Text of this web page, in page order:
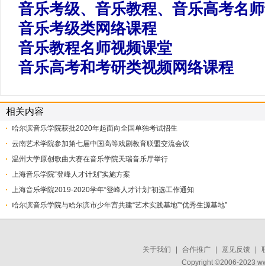
音乐考级、音乐教程、音乐高考名
音乐考级类网络课程
音乐教程名师视频课堂
音乐高考和考研类视频网络课程
相关内容
哈尔滨音乐学院获批2020年起面向全国单独考试招生
云南艺术学院参加第七届中国高等戏剧教育联盟交流会议
温州大学原创歌曲大赛在音乐学院天瑞音乐厅举行
上海音乐学院“登峰人才计划”实施方案
​上海音乐学院2019-2020学年“登峰人才计划”初选工作通知
哈尔滨音乐学院与哈尔滨市少年宫共建“艺术实践基地”“优秀生源基地”
关于我们 合作推广 意见反馈
Copyright ©2006-2023